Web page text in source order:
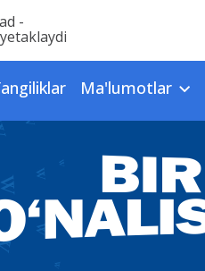
-
Ma'lumotlar